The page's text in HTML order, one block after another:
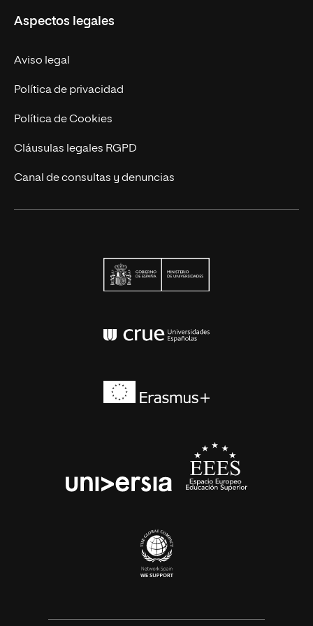
Trabaja en UNIR
Actualidad
Contacto
Aspectos legales
Aviso legal
Política de privacidad
Política de Cookies
Cláusulas legales RGPD
Canal de consultas y denuncias
Conferencia de
universia